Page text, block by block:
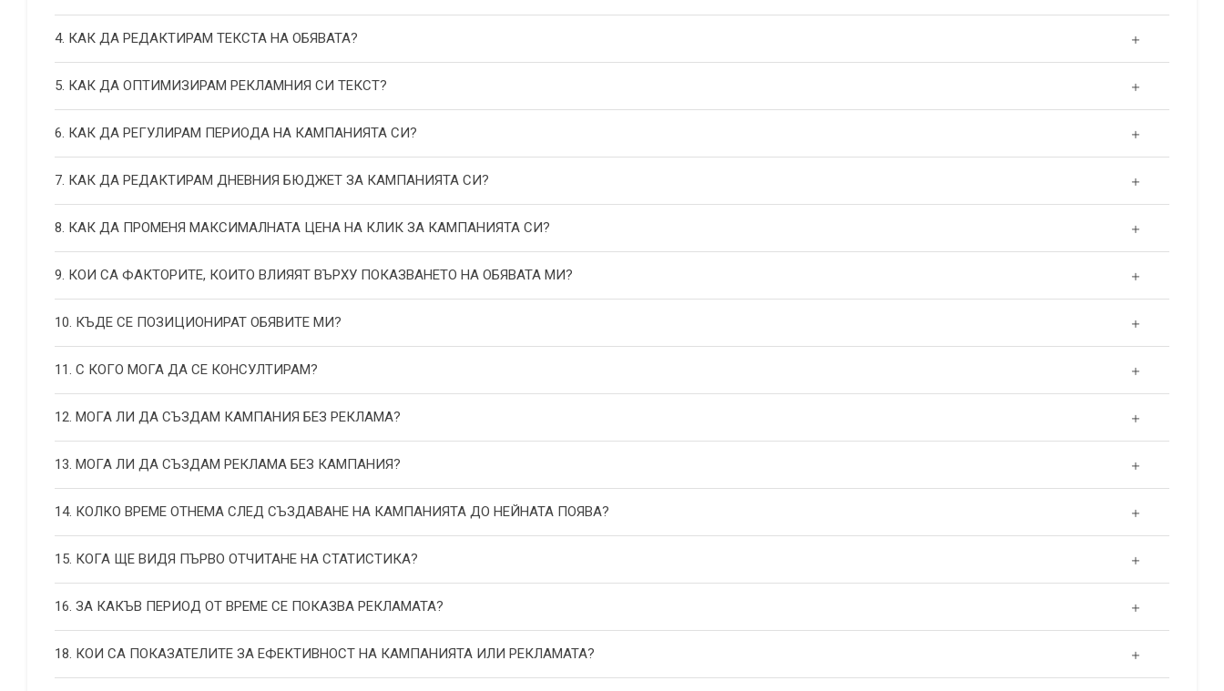
4. КАК ДА РЕДАКТИРАМ ТЕКСТА НА ОБЯВАТА?
5. КАК ДА ОПТИМИЗИРАМ РЕКЛАМНИЯ СИ ТЕКСТ?
6. КАК ДА РЕГУЛИРАМ ПЕРИОДА НА КАМПАНИЯТА СИ?
7. КАК ДА РЕДАКТИРАМ ДНЕВНИЯ БЮДЖЕТ ЗА КАМПАНИЯТА СИ?
8. КАК ДА ПРОМЕНЯ МАКСИМАЛНАТА ЦЕНА НА КЛИК ЗА КАМПАНИЯТА СИ?
9. КОИ СА ФАКТОРИТЕ, КОИТО ВЛИЯЯТ ВЪРХУ ПОКАЗВАНЕТО НА ОБЯВАТА МИ?
10. КЪДЕ СЕ ПОЗИЦИОНИРАТ ОБЯВИТЕ МИ?
11. С КОГО МОГА ДА СЕ КОНСУЛТИРАМ?
12. МОГА ЛИ ДА СЪЗДАМ КАМПАНИЯ БЕЗ РЕКЛАМА?
13. МОГА ЛИ ДА СЪЗДАМ РЕКЛАМА БЕЗ КАМПАНИЯ?
14. КОЛКО ВРЕМЕ ОТНЕМА СЛЕД СЪЗДАВАНЕ НА КАМПАНИЯТА ДО НЕЙНАТА ПОЯВА?
15. КОГА ЩЕ ВИДЯ ПЪРВО ОТЧИТАНЕ НА СТАТИСТИКА?
16. ЗА КАКЪВ ПЕРИОД ОТ ВРЕМЕ СЕ ПОКАЗВА РЕКЛАМАТА?
18. КОИ СА ПОКАЗАТЕЛИТЕ ЗА ЕФЕКТИВНОСТ НА КАМПАНИЯТА ИЛИ РЕКЛАМАТА?